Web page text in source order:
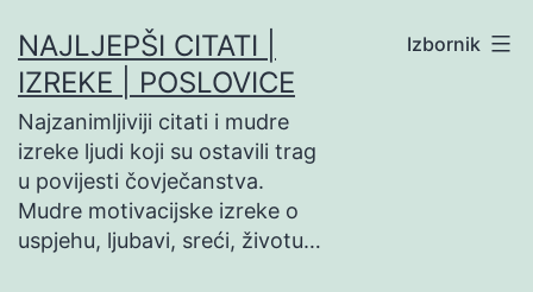
na
sadržaj
NAJLJEPŠI CITATI |
IZREKE | POSLOVICE
Najzanimljiviji citati i mudre
izreke ljudi koji su ostavili trag
u povijesti čovječanstva.
Mudre motivacijske izreke o
uspjehu, ljubavi, sreći, životu…
Izbornik